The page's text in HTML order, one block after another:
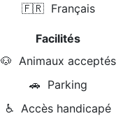
🇫🇷 Français
Facilités
🐶 Animaux acceptés
🚗 Parking
♿ Accès handicapé